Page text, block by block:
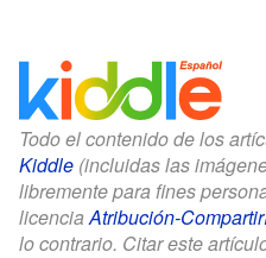
Todo el contenido de los
Kiddle (incluidas las
libremente para fines
licenciaAtribución-
lo contrario. Citar este